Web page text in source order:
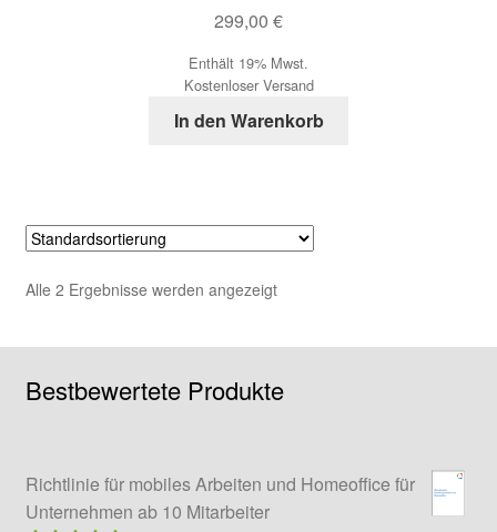
299,00 €
Enthält 19% Mwst.
Kostenloser Versand
In den Warenkorb
Alle 2 Ergebnisse werden angezeigt
Bestbewertete Produkte
Richtlinie für mobiles Arbeiten und Homeoffice für
Unternehmen ab 10 Mitarbeiter